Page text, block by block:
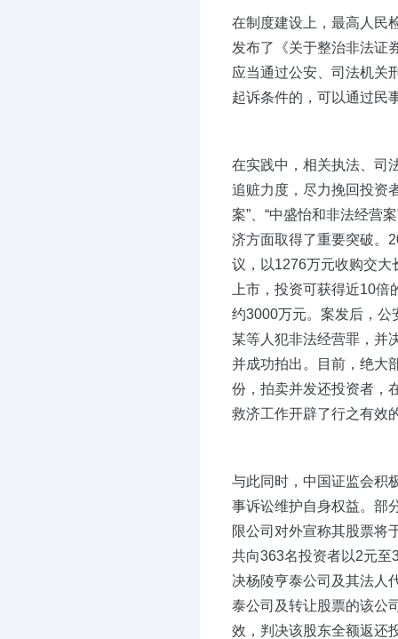
在制度建设上，最高人民
发布了《关于整治非法证
应当通过公安、司法机关
起诉条件的，可以通过民
在实践中，相关执法、司
追赃力度，尽力挽回投资
案”、“中盛怡和非法经营
济方面取得了重要突破。
议，以1276万元收购交大
上市，投资可获得近10
约3000万元。案发后，公
某等人犯非法经营罪，并
并成功拍出。目前，绝大
份，拍卖并发还投资者，
救济工作开辟了行之有效
与此同时，中国证监会积
事诉讼维护自身权益。部
限公司对外宣称其股票将
共向363名投资者以2元至
决杨陵亨泰公司及其法人
泰公司及转让股票的该公
效，判决该股东全额返还